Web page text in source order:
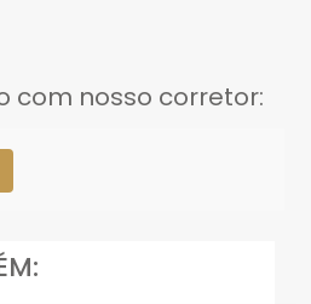
com nosso corretor: